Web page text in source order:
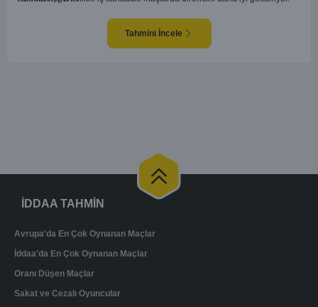
olabilir. Hücum anlamında her iki takım da zaman zaman sıkıntı yaşasa da
gol bulma ihtimalleri yüksek.Tahmini İncele
İDDAA TAHMİN
Avrupa'da En Çok Oynanan Maçlar
İddaa'da En Çok Oynanan Maçlar
Oranı Düşen Maçlar
Sakat ve Cezalı Oyuncular